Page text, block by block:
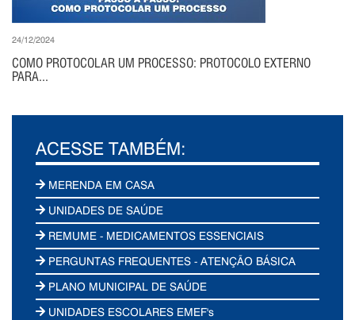
24/12/2024
COMO PROTOCOLAR UM PROCESSO: PROTOCOLO EXTERNO
PARA...
ACESSE TAMBÉM:
MERENDA EM CASA
UNIDADES DE SAÚDE
REMUME - MEDICAMENTOS ESSENCIAIS
PERGUNTAS FREQUENTES - ATENÇÃO BÁSICA
PLANO MUNICIPAL DE SAÚDE
UNIDADES ESCOLARES EMEF's